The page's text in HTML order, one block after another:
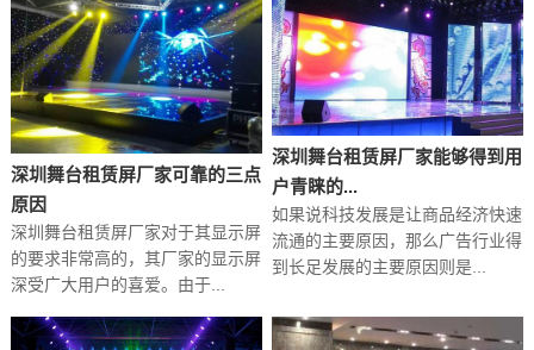
象出现，而且其屏幕颜色...
深圳舞台租赁屏厂家可靠的三点
原因
深圳舞台租赁屏厂家对于其显示屏
的要求非常高的，其厂家的显示屏
深受广大用户的喜爱。由于...
深圳舞台租赁屏厂家能够得到用
户青睐的...
如果说科技发展是让商品经济快速
流通的主要原因，那么广告行业得
到长足发展的主要原因则是...